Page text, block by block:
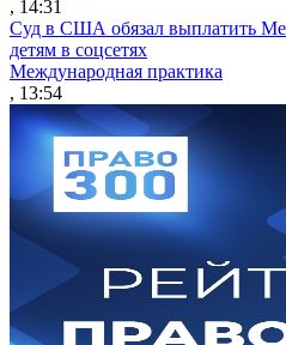
, 14:31
Суд в США обязал выплатить
детям в соцсетях
Международная практика
, 13:54